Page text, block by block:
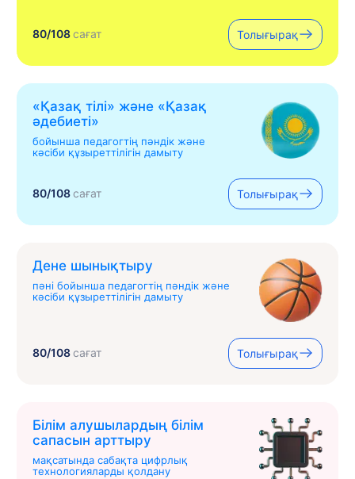
80/108сағат Толығырақ
«Қазақ тілі» жəне «Қазақ
əдебиеті»
бойынша педагогтің пәндік және
кәсіби құзыреттілігін дамыту
80/108сағат Толығырақ
Дене шынықтыру
пәні бойынша педагогтің пәндік және
кәсіби құзыреттілігін дамыту
80/108сағат Толығырақ
Білім алушылардың білім
сапасын арттыру
мақсатында сабақта цифрлық
технологияларды қолдану